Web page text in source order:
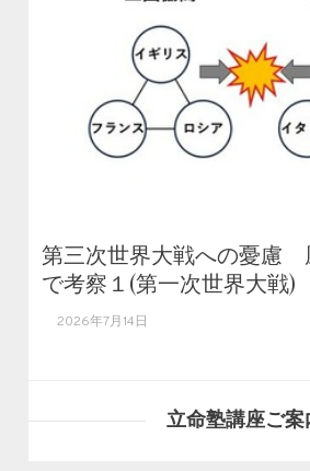
第三次世界大戦への憂慮
で考察１(第一次世界大戦)
2026年7月14日
立命塾講座ご案